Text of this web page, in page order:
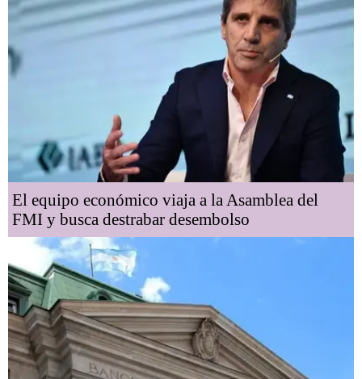
El equipo económico viaja a la Asamblea del
FMI y busca destrabar desembolso